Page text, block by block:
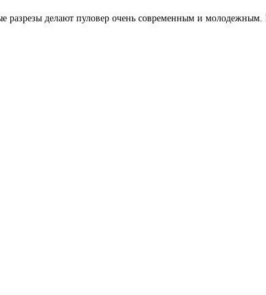
разрезы делают пуловер очень современным и